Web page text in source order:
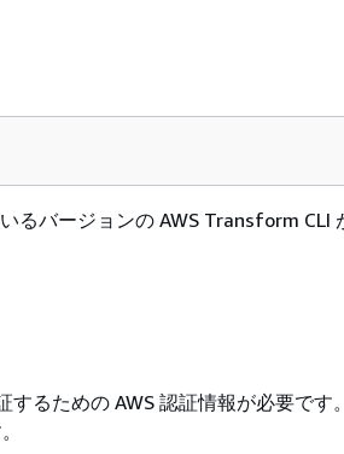
るバージョンの AWS Transform CLI
するための AWS 認証情報が必要です